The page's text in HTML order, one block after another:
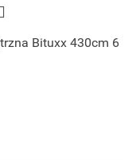
Bituxx 430cm 6